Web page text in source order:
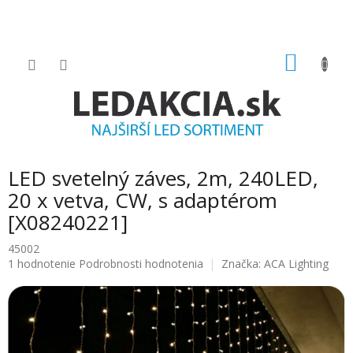
LED svetelný záves, 2m, 240LED,
20 x vetva, CW, s adaptérom
[X08240221]
45002
Priemerné
produktu
1 hodnotenie Podrobnosti hodnotenia Značka: ACA Lighting